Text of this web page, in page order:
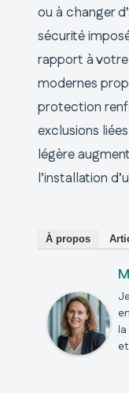
ou à changer
sécurité
rapport à
modernes
protection
exclusions
légère
l’installation
À propos